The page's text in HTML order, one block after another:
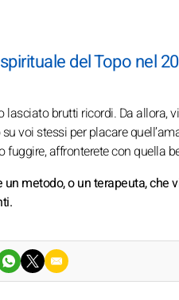
del Topo nel
lasciato brutti ricordi. Da allora,
voi stessi per placare
fuggire, affronterete con quella
un metodo, o un terapeuta,